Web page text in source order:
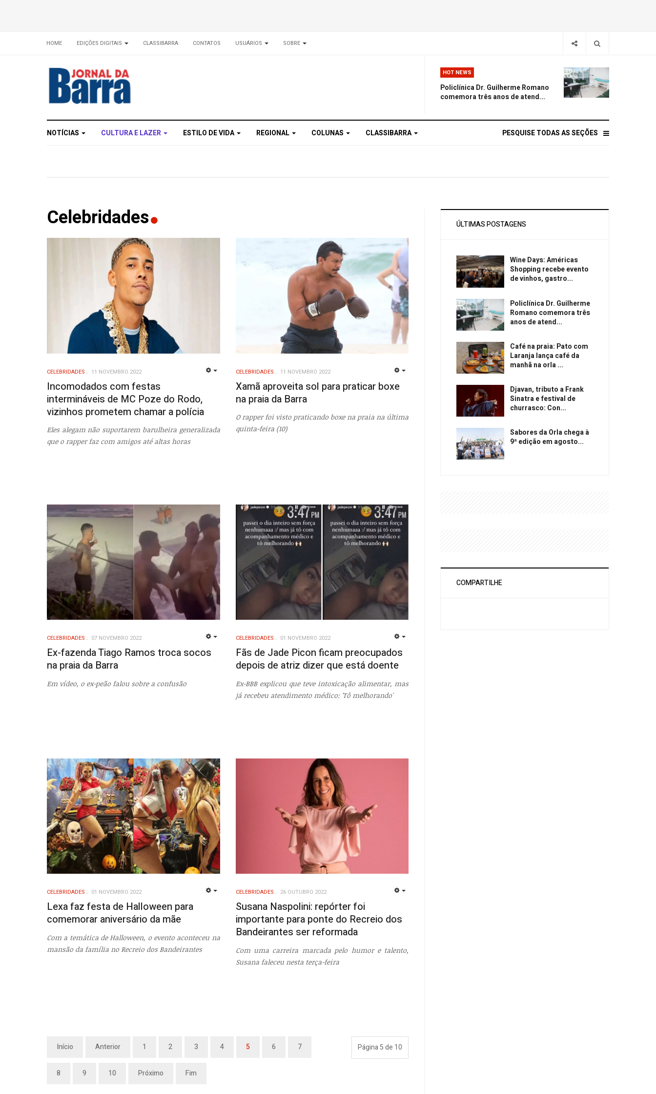
HOME EDIÇÕES DIGITAIS CLASSIBARRA CONTATOS USUÁRIOS SOBRE
HOT NEWS
Policlínica Dr. Guilherme Romano
comemora três anos de atend...
NOTÍCIAS CULTURA E LAZER ESTILO DE VIDA REGIONAL COLUNAS CLASSIBARRA PESQUISE TODAS AS SEÇÕES
Celebridades
CELEBRIDADES 11 NOVEMBRO 2022
Incomodados com festas
intermináveis de MC Poze do Rodo,
vizinhos prometem chamar a polícia
Eles alegam não suportarem barulheira generalizada
que o rapper faz com amigos até altas horas
CELEBRIDADES 11 NOVEMBRO 2022
Xamã aproveita sol para praticar boxe
na praia da Barra
O rapper foi visto praticando boxe na praia na última
quinta-feira (10)
CELEBRIDADES 07 NOVEMBRO 2022
Ex-fazenda Tiago Ramos troca socos
na praia da Barra
Em vídeo, o ex-peão falou sobre a confusão
CELEBRIDADES 01 NOVEMBRO 2022
Fãs de Jade Picon ficam preocupados
depois de atriz dizer que está doente
Ex-BBB explicou que teve intoxicação alimentar, mas
já recebeu atendimento médico: 'Tô melhorando'
CELEBRIDADES 01 NOVEMBRO 2022
Lexa faz festa de Halloween para
comemorar aniversário da mãe
Com a temática de Halloween, o evento aconteceu na
mansão da família no Recreio dos Bandeirantes
CELEBRIDADES 26 OUTUBRO 2022
Susana Naspolini: repórter foi
importante para ponte do Recreio dos
Bandeirantes ser reformada
Com uma carreira marcada pelo humor e talento,
Susana faleceu nesta terça-feira
Página 5 de 10
Início Anterior 1 2 3 4 5 6 7
8 9 10 Próximo Fim
ÚLTIMAS POSTAGENS
Wine Days: Américas
Shopping recebe evento
de vinhos, gastro...
Policlínica Dr. Guilherme
Romano comemora três
anos de atend...
Café na praia: Pato com
Laranja lança café da
manhã na orla ...
Djavan, tributo a Frank
Sinatra e festival de
churrasco: Con...
Sabores da Orla chega à
9ª edição em agosto...
COMPARTILHE